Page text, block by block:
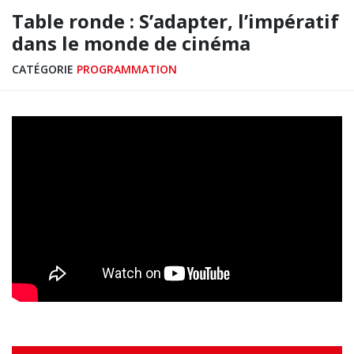
Table ronde : S’adapter, l’impératif
dans le monde de cinéma
CATÉGORIE PROGRAMMATION